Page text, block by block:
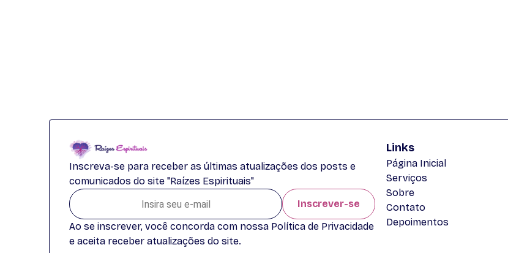
Inscreva-se para receber as últimas atualizações dos posts e
comunicados do site "Raízes Espirituais"
Inscrever-se
Ao se inscrever, você concorda com nossa Política de Privacidade
e aceita receber atualizações do site.
Links
Página Inicial
Serviços
Sobre
Contato
Depoimentos